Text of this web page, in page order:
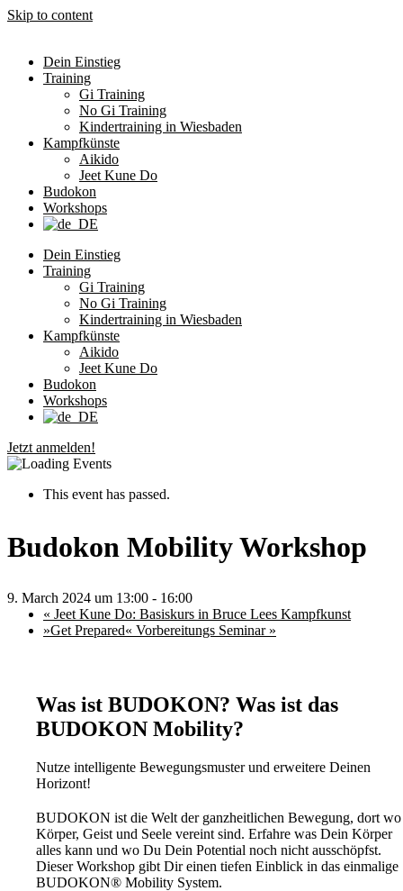
Skip to content
Dein Einstieg
Training
Gi Training
No Gi Training
Kindertraining in Wiesbaden
Kampfkünste
Aikido
Jeet Kune Do
Budokon
Workshops
Dein Einstieg
Training
Gi Training
No Gi Training
Kindertraining in Wiesbaden
Kampfkünste
Aikido
Jeet Kune Do
Budokon
Workshops
Jetzt anmelden!
This event has passed.
Budokon Mobility Workshop
9. March 2024 um 13:00 - 16:00
« Jeet Kune Do: Basiskurs in Bruce Lees Kampfkunst
»Get Prepared« Vorbereitungs Seminar »
Was ist BUDOKON? Was ist das
BUDOKON Mobility?
Nutze intelligente Bewegungsmuster und erweitere Deinen
Horizont!
BUDOKON ist die Welt der ganzheitlichen Bewegung, dort wo
Körper, Geist und Seele vereint sind. Erfahre was Dein Körper
alles kann und wo Du Dein Potential noch nicht ausschöpfst.
Dieser Workshop gibt Dir einen tiefen Einblick in das einmalige
BUDOKON® Mobility System.